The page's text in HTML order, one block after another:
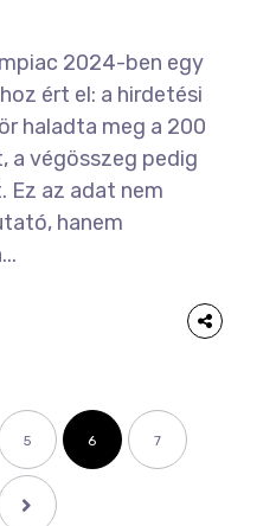
2024-ben egy
ért el: a hirdetési
haladta meg a 200
a végösszeg pedig
Ez az adat nem
hanem
5 6 7